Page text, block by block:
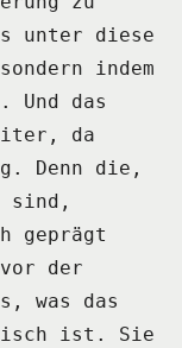
unter diese
indem
Und das
da
Denn die,
sind,
geprägt
der
was das
ist.
Sie